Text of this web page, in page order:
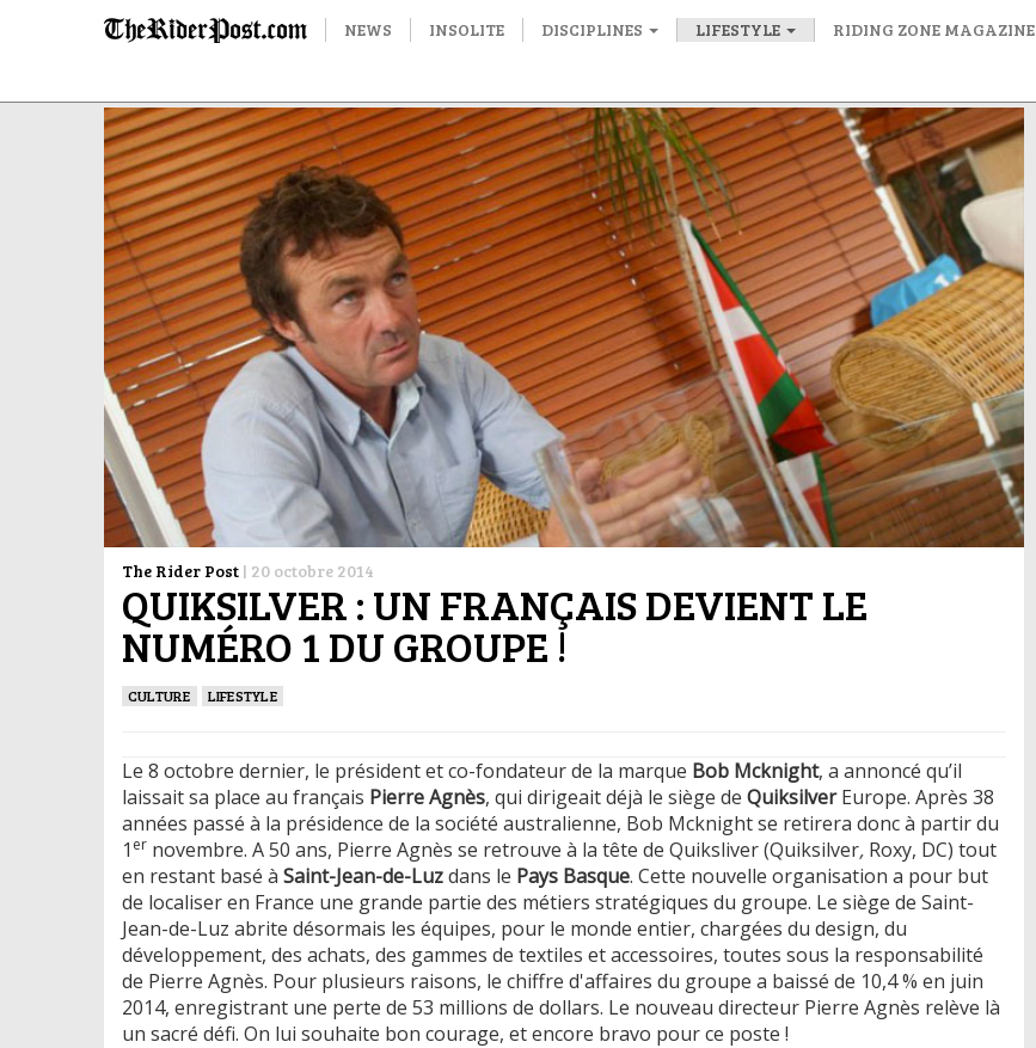
NEWS INSOLITE DISCIPLINES LIFESTYLE RIDING ZONE MAGAZINE
The Rider Post | 20 octobre 2014
QUIKSILVER : UN FRANÇAIS DEVIENT LE
NUMÉRO 1 DU GROUPE !
CULTURE LIFESTYLE
Le 8 octobre dernier, le président et co-fondateur de la marque Bob Mcknight, a annoncé qu’il
laissait sa place au français Pierre Agnès, qui dirigeait déjà le siège de QuiksilverEurope. Après 38
années passé à la présidence de la société australienne, Bob Mcknight se retirera donc à partir du
1 er novembre. A 50 ans, Pierre Agnès se retrouve à la tête de Quiksliver (Quiksilver, Roxy, DC) tout
en restant basé à Saint-Jean-de-Luzdans le Pays Basque. Cette nouvelle organisation a pour but
de localiser en France une grande partie des métiers stratégiques du groupe. Le siège de Saint-
Jean-de-Luz abrite désormais les équipes, pour le monde entier, chargées du design, du
développement, des achats, des gammes de textiles et accessoires, toutes sous la responsabilité
de Pierre Agnès. Pour plusieurs raisons, le chiffre d'affaires du groupe a baissé de 10,4 % en juin
2014, enregistrant une perte de 53 millions de dollars. Le nouveau directeur Pierre Agnès relève là
un sacré défi. On lui souhaite bon courage, et encore bravo pour ce poste !